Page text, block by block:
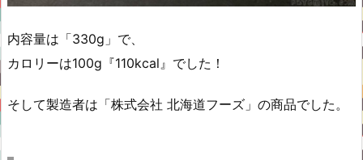
内容量は「330g」で、
カロリーは100g『110kcal』でした！
そして製造者は「株式会社 北海道フーズ」の商品でした。